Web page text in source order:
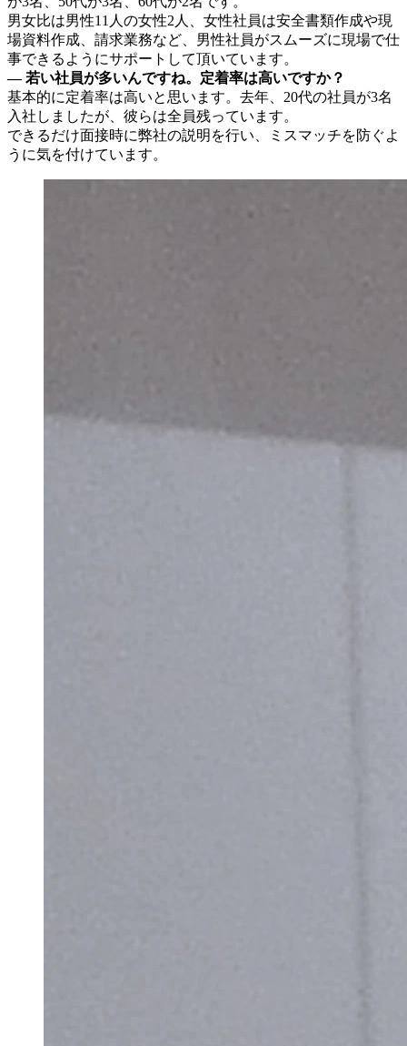
男女比は男性11人の女性2人、女性社員は安全書類作成や現
場資料作成、請求業務など、男性社員がスムーズに現場で仕
事できるようにサポートして頂いています。
― 若い社員が多いんですね。定着率は高いですか？
基本的に定着率は高いと思います。去年、20代の社員が3名
入社しましたが、彼らは全員残っています。
できるだけ面接時に弊社の説明を行い、ミスマッチを防ぐよ
うに気を付けています。